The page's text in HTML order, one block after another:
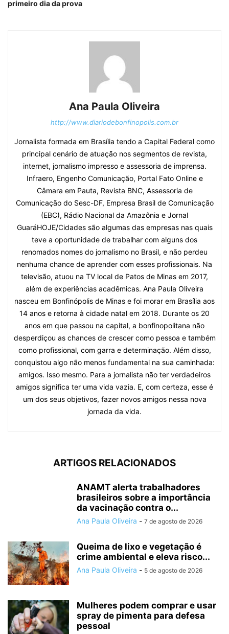
primeiro dia da prova
Ana Paula Oliveira
http://www.diariodebonfinopolis.com.br
Jornalista formada em Brasília tendo a Capital Federal como
principal cenário de atuação nos segmentos de revista,
internet, jornalismo impresso e assessoria de imprensa.
Infraero, Engenho Comunicação, Portal Fato Online e
Câmara em Pauta, Revista BNC, Assessoria de
Comunicação do Sesc-DF, Empresa Brasil de Comunicação
(EBC), Rádio Nacional da Amazônia e Jornal
GuaráHOJE/Cidades são algumas das empresas nas quais
teve a oportunidade de trabalhar com alguns dos
renomados nomes do jornalismo no Brasil, e não perdeu
nenhuma chance de aprender com esses profissionais. Na
televisão, atuou na TV local de Patos de Minas em 2017,
além de experiências acadêmicas. Ana Paula Oliveira
nasceu em Bonfinópolis de Minas e foi morar em Brasília aos
14 anos e retorna à cidade natal em 2018. Durante os 20
anos em que passou na capital, a bonfinopolitana não
desperdiçou as chances de crescer como pessoa e também
como profissional, com garra e determinação. Além disso,
conquistou algo não menos fundamental na sua caminhada:
amigos. Isso mesmo. Para a jornalista não ter verdadeiros
amigos significa ter uma vida vazia. E, com certeza, esse é
um dos seus objetivos, fazer novos amigos nessa nova
jornada da vida.
ARTIGOS RELACIONADOS
ANAMT alerta trabalhadores
brasileiros sobre a importância
da vacinação contra o...
Ana Paula Oliveira - 7 de agosto de 2026
Queima de lixo e vegetação é
crime ambiental e eleva risco...
Ana Paula Oliveira - 5 de agosto de 2026
Mulheres podem comprar e usar
spray de pimenta para defesa
pessoal